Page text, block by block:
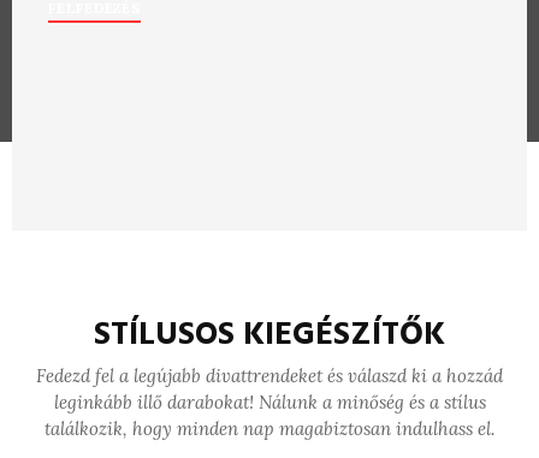
STÍLUSOS KIEGÉSZÍTŐK
Fedezd fel a legújabb divattrendeket és válaszd ki a hozzád
leginkább illő darabokat! Nálunk a minőség és a stílus
találkozik, hogy minden nap magabiztosan indulhass el.